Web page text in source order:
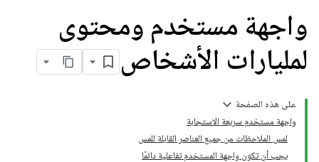
واجهة مستخدم ومحتوى
لمليارات الأشخاص
على هذه الصفحة
واجهة مستخدم سريعة الاستجابة
لمس الملاحظات من جميع العناصر القابلة للمس
يجب أن تكون واجهة المستخدم تفاعلية دائمًا